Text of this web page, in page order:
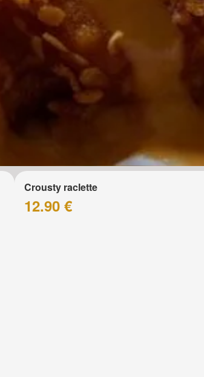
Crousty raclette
12.90 €